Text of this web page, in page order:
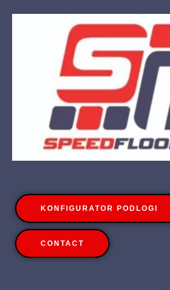
KONFIGURATOR PODLOGI
CONTACT